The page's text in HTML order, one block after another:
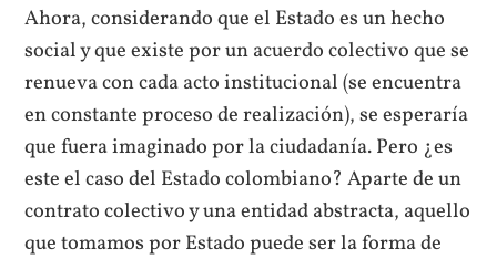
Ahora, considerando que el Estado es un hecho
social y que existe por un acuerdo colectivo que se
renueva con cada acto institucional (se encuentra
en constante proceso de realización), se esperaría
que fuera imaginado por la ciudadanía. Pero ¿es
este el caso del Estado colombiano? Aparte de un
contrato colectivo y una entidad abstracta, aquello
que tomamos por Estado puede ser la forma de